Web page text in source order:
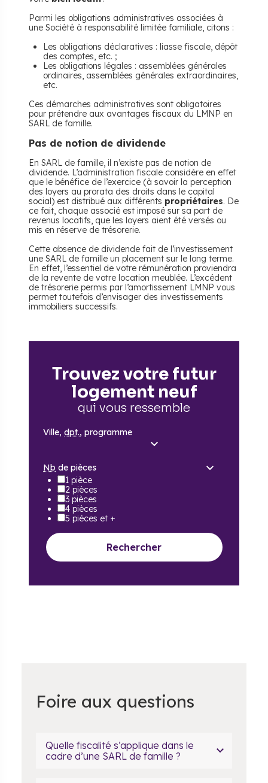
Parmi les obligations administratives associées à
une Société à responsabilité limitée familiale, citons :
Les obligations déclaratives : liasse fiscale, dépôt
des comptes, etc. ;
Les obligations légales : assemblées générales
ordinaires, assemblées générales extraordinaires,
etc.
Ces démarches administratives sont obligatoires
pour prétendre aux avantages fiscaux du LMNP en
SARL de famille.
Pas de notion de dividende
En SARL de famille, il n’existe pas de notion de
dividende. L’administration fiscale considère en effet
que le bénéfice de l’exercice (à savoir la perception
des loyers au prorata des droits dans le capital
social) est distribué aux différents propriétaires. De
ce fait, chaque associé est imposé sur sa part de
revenus locatifs, que les loyers aient été versés ou
mis en réserve de trésorerie.
Cette absence de dividende fait de l’investissement
une SARL de famille un placement sur le long terme.
En effet, l’essentiel de votre rémunération proviendra
de la revente de votre location meublée. L’excédent
de trésorerie permis par l’amortissement LMNP vous
permet toutefois d’envisager des investissements
immobiliers successifs.
Trouvez votre futur
logement neuf
qui vous ressemble
Ville, dpt., programme
Nb de pièces
1 pièce
2 pièces
3 pièces
4 pièces
5 pièces et +
Rechercher
Foire aux questions
Quelle fiscalité s’applique dans le
cadre d’une SARL de famille ?